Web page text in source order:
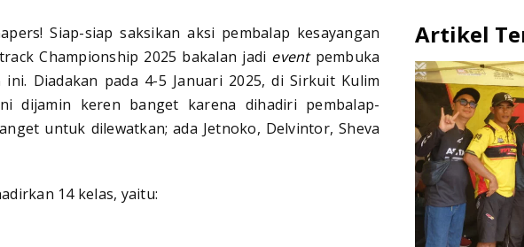
Siap-siap saksikan aksi pembalap kesayangan
Championship 2025 bakalan jadi eventpembuka
Diadakan pada 4-5 Januari 2025, di Sirkuit Kulim
dijamin keren banget karena dihadiri pembalap-
untuk dilewatkan; ada Jetnoko, Delvintor, Sheva
14 kelas, yaitu:
Artikel